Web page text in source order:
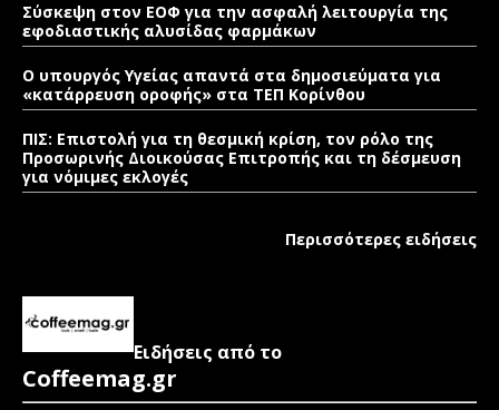
Σύσκεψη στον ΕΟΦ για την ασφαλή λειτουργία της
εφοδιαστικής αλυσίδας φαρμάκων
Ο υπουργός Υγείας απαντά στα δημοσιεύματα για
«κατάρρευση οροφής» στα ΤΕΠ Κορίνθου
ΠΙΣ: Επιστολή για τη θεσμική κρίση, τον ρόλο της
Προσωρινής Διοικούσας Επιτροπής και τη δέσμευση
για νόμιμες εκλογές
Περισσότερες ειδήσεις
Ειδήσεις από το
Coffeemag.gr